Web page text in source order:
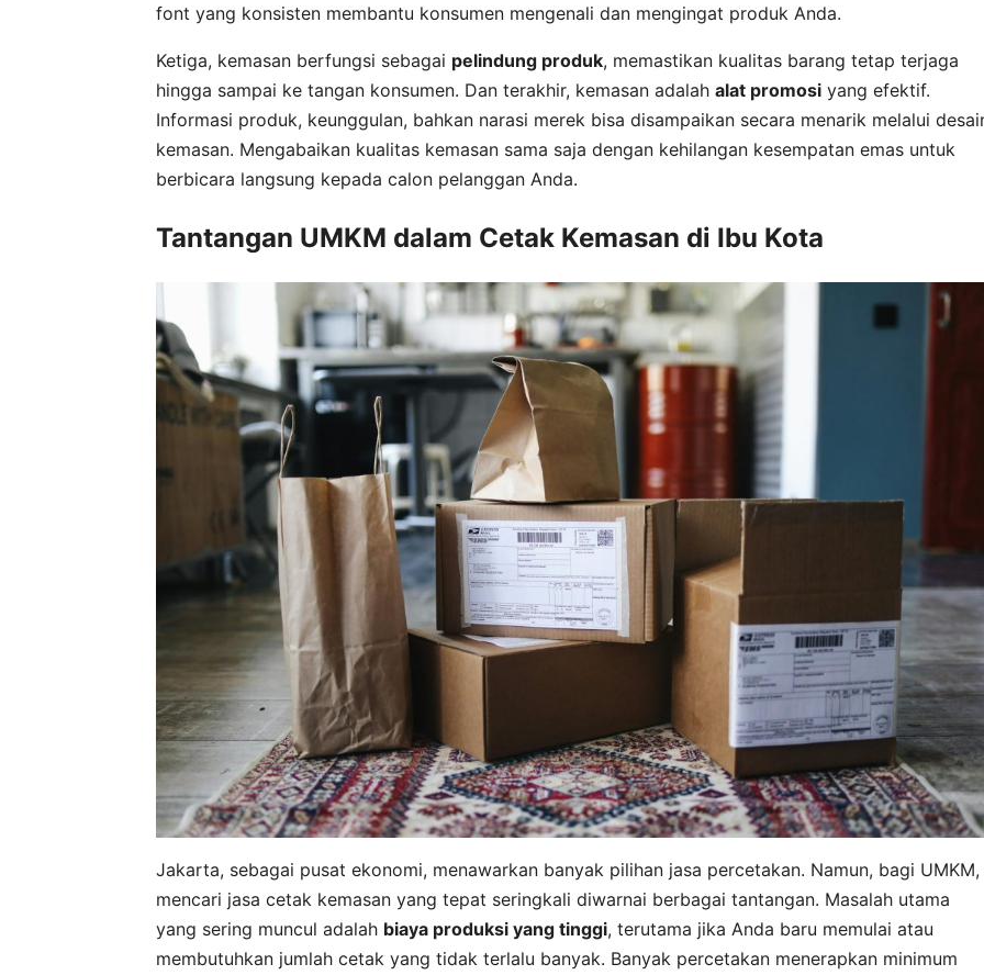
font yang konsisten membantu konsumen mengenali dan mengingat produk Anda.
Ketiga, kemasan berfungsi sebagai pelindung produk, memastikan kualitas barang tetap terjaga
hingga sampai ke tangan konsumen. Dan terakhir, kemasan adalah alat promosi yang efektif.
Informasi produk, keunggulan, bahkan narasi merek bisa disampaikan secara menarik melalui
kemasan. Mengabaikan kualitas kemasan sama saja dengan kehilangan kesempatan emas untuk
berbicara langsung kepada calon pelanggan Anda.
Tantangan UMKM dalam Cetak Kemasan di Ibu Kota
Jakarta, sebagai pusat ekonomi, menawarkan banyak pilihan jasa percetakan. Namun, bagi UMKM,
mencari jasa cetak kemasan yang tepat seringkali diwarnai berbagai tantangan. Masalah utama
yang sering muncul adalah biaya produksi yang tinggi, terutama jika Anda baru memulai atau
membutuhkan jumlah cetak yang tidak terlalu banyak. Banyak percetakan menerapkan minimum